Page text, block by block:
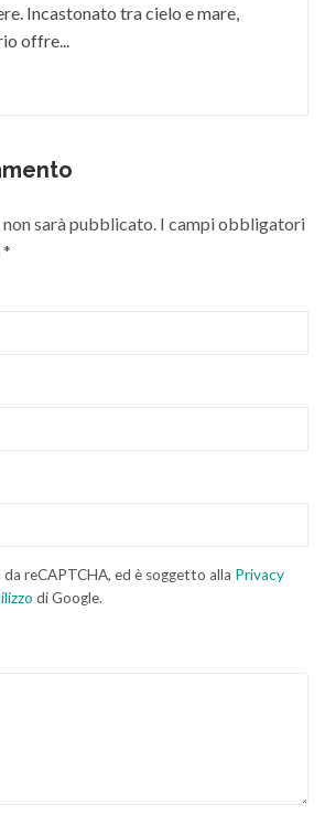
Incastonato tra cielo e mare,
offre...
sarà pubblicato. I campi obbligatori
*
reCAPTCHA, ed è soggetto alla Privacy
di Google.